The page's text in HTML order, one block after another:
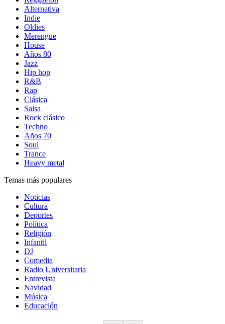
Alternativa
Indie
Oldies
Merengue
House
Años 80
Jazz
Hip hop
R&B
Rap
Clásica
Salsa
Rock clásico
Techno
Años 70
Soul
Trance
Heavy metal
Temas más populares
Noticias
Cultura
Deportes
Política
Religión
Infantil
DJ
Comedia
Radio Universitaria
Entrevista
Navidad
Música
Educación